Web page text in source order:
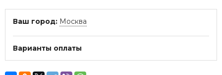
Ваш город: Москва
Варианты оплаты